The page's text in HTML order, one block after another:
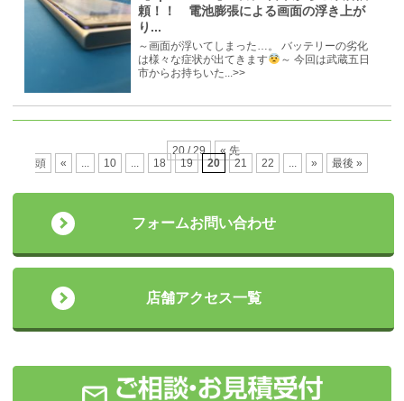
頼！！ 電池膨張による画面の浮き上が
り...
～画面が浮いてしまった…。 バッテリーの劣化
は様々な症状が出てきます
～ 今回は武蔵五日
市からお持ちいた...>>
20 / 29
« 先
頭
« 10 18 19 20 21 22 » 最後 »
フォームお問い合わせ
店舗アクセス一覧